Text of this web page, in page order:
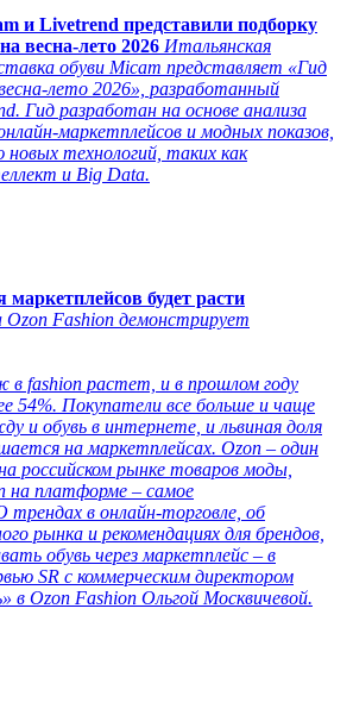
и Livetrend представили подборку
весна-лето 2026 Итальянская
обуви Micam представляет «Гид
лето 2026», разработанный
Гид разработан на основе анализа
маркетплейсов и модных показов,
технологий, таких как
и Big Data.
маркетплейсов будет расти
Ozon Fashion демонстрирует
в fashion растет, и в прошлом году
54%. Покупатели все больше и чаще
и обувь в интернете, и львиная доля
на маркетплейсах. Ozon – один
российском рынке товаров моды,
на платформе – самое
в онлайн-торговле, об
рынка и рекомендациях для брендов,
обувь через маркетплейс – в
SR с коммерческим директором
в Ozon Fashion Ольгой Москвичевой.